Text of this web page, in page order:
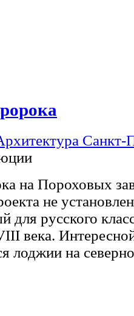
Санкт-
на Пороховых
не
для русского
века.
лоджии на